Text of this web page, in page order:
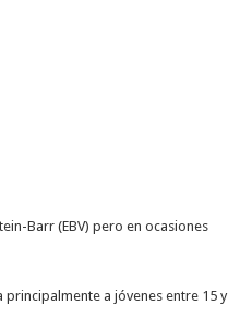
Barr (EBV) pero en ocasiones
a jóvenes entre 15 y